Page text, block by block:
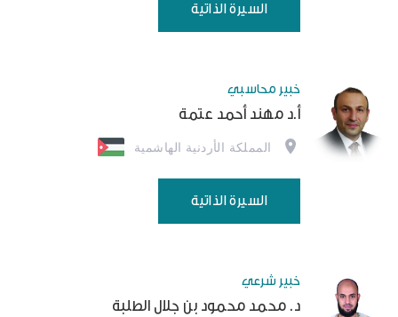
السيرة الذاتية
خبير محاسبي
أ.د مهند أحمد عتمة
المملكة الأردنية الهاشمية
السيرة الذاتية
خبير شرعي
د. محمد محمود بن جلال الطلبة